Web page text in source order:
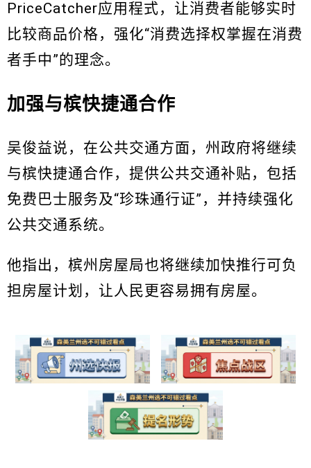
PriceCatcher应用程式，让消费者能够实时
比较商品价格，强化“消费选择权掌握在消费
者手中”的理念。
加强与槟快捷通合作
吴俊益说，在公共交通方面，州政府将继续
与槟快捷通合作，提供公共交通补贴，包括
免费巴士服务及“珍珠通行证”，并持续强化
公共交通系统。
他指出，槟州房屋局也将继续加快推行可负
担房屋计划，让人民更容易拥有房屋。